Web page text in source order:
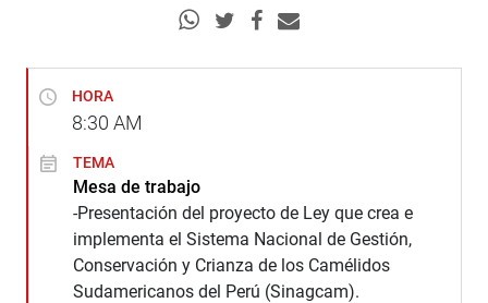
HORA
8:30 AM
TEMA
Mesa de trabajo
-Presentación del proyecto de Ley que crea e
implementa el Sistema Nacional de Gestión,
Conservación y Crianza de los Camélidos
Sudamericanos del Perú (Sinagcam).